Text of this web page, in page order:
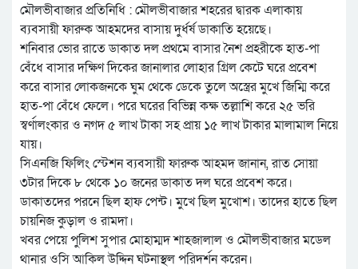
মৌলভীবাজার প্রতিনিধি : মৌলভীবাজার শহরের দ্বারক এলাকায়
ব্যবসায়ী ফারুক আহমদের বাসায় দুর্ধর্ষ ডাকাতি হয়েছে।
শনিবার ভোর রাতে ডাকাত দল প্রথমে বাসার নৈশ প্রহরীকে হাত-পা
বেঁধে বাসার দক্ষিণ দিকের জানালার লোহার গ্রিল কেটে ঘরে প্রবেশ
করে বাসার লোকজনকে ঘুম থেকে ডেকে তুলে অস্ত্রের মুখে জিম্মি করে
হাত-পা বেঁধে ফেলে। পরে ঘরের বিভিন্ন কক্ষ তল্লাশি করে ২৫ ভরি
স্বর্ণালংকার ও নগদ ৫ লাখ টাকা সহ প্রায় ১৫ লাখ টাকার মালামাল নিয়ে
যায়।
সিএনজি ফিলিং স্টেশন ব্যবসায়ী ফারুক আহমদ জানান, রাত সোয়া
৩টার দিকে ৮ থেকে ১০ জনের ডাকাত দল ঘরে প্রবেশ করে।
ডাকাতদের পরনে ছিল হাফ পেন্ট। মুখে ছিল মুখোশ। তাদের হাতে ছিল
চায়নিজ কুড়াল ও রামদা।
খবর পেয়ে পুলিশ সুপার মোহাম্মদ শাহজালাল ও মৌলভীবাজার মডেল
থানার ওসি আকিল উদ্দিন ঘটনাস্থল পরিদর্শন করেন।